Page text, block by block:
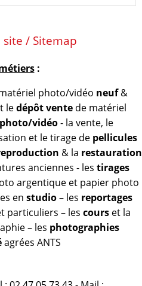
site / Sitemap
:
photo/vidéo neuf&
ledépôt vente de matériel
photo/vidéo- la vente, le
et le tirage de pellicules
& la restauration
anciennes - les tirages
argentique et papier photo
en studio– les reportages
particuliers – les cours et la
– les photographies
agrées ANTS